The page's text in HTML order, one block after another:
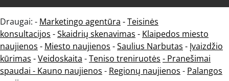
Draugai: - Marketingo agentūra -Teisinės
konsultacijos -Skaidrių skenavimas - Klaipedos miesto
naujienos - Miesto naujienos -Saulius Narbutas - Įvaizdžio
kūrimas -Veidoskaita -Teniso treniruotės - Pranešimai
spaudai - Kauno naujienos - Regionų naujienos - Palangos